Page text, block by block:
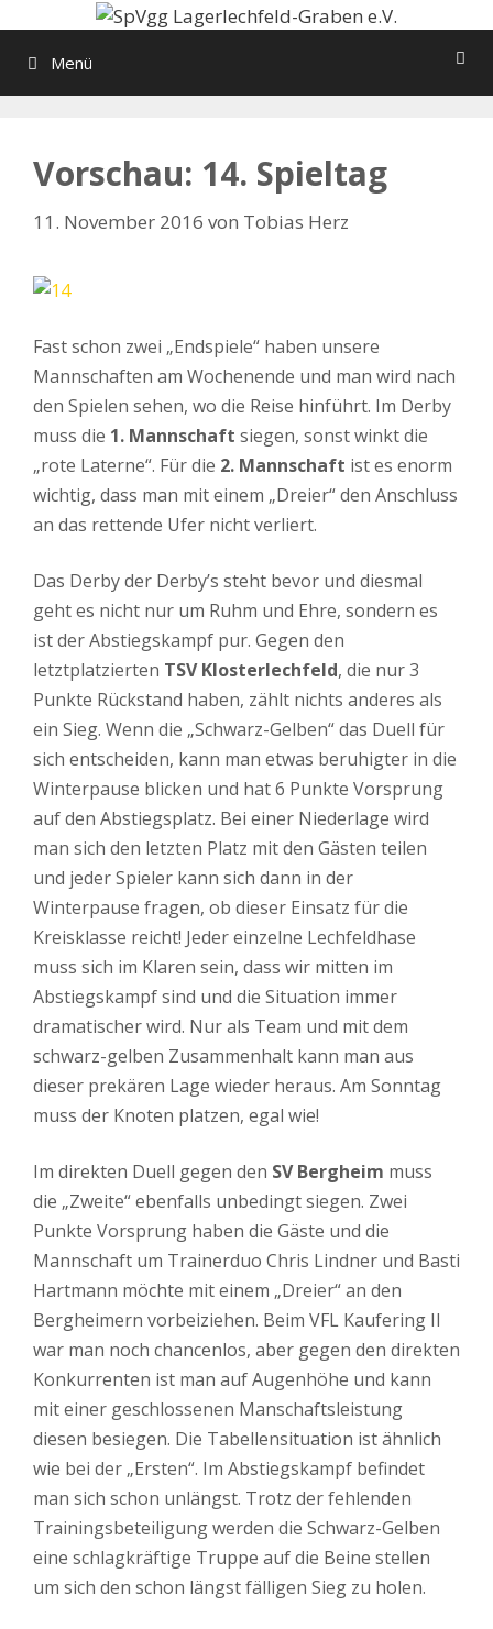
springen
Menü
Vorschau: 14. Spieltag
11. November 2016 von Tobias Herz
Fast schon zwei „Endspiele“ haben unsere
Mannschaften am Wochenende und man wird nach
den Spielen sehen, wo die Reise hinführt. Im Derby
muss die 1. Mannschaft siegen, sonst winkt die
„rote Laterne“. Für die 2. Mannschaft ist es enorm
wichtig, dass man mit einem „Dreier“ den Anschluss
an das rettende Ufer nicht verliert.
Das Derby der Derby’s steht bevor und diesmal
geht es nicht nur um Ruhm und Ehre, sondern es
ist der Abstiegskampf pur. Gegen den
letztplatzierten TSV Klosterlechfeld, die nur 3
Punkte Rückstand haben, zählt nichts anderes als
ein Sieg. Wenn die „Schwarz-Gelben“ das Duell für
sich entscheiden, kann man etwas beruhigter in die
Winterpause blicken und hat 6 Punkte Vorsprung
auf den Abstiegsplatz. Bei einer Niederlage wird
man sich den letzten Platz mit den Gästen teilen
und jeder Spieler kann sich dann in der
Winterpause fragen, ob dieser Einsatz für die
Kreisklasse reicht! Jeder einzelne Lechfeldhase
muss sich im Klaren sein, dass wir mitten im
Abstiegskampf sind und die Situation immer
dramatischer wird. Nur als Team und mit dem
schwarz-gelben Zusammenhalt kann man aus
dieser prekären Lage wieder heraus. Am Sonntag
muss der Knoten platzen, egal wie!
Im direkten Duell gegen den SV Bergheim muss
die „Zweite“ ebenfalls unbedingt siegen. Zwei
Punkte Vorsprung haben die Gäste und die
Mannschaft um Trainerduo Chris Lindner und Basti
Hartmann möchte mit einem „Dreier“ an den
Bergheimern vorbeiziehen. Beim VFL Kaufering II
war man noch chancenlos, aber gegen den direkten
Konkurrenten ist man auf Augenhöhe und kann
mit einer geschlossenen Manschaftsleistung
diesen besiegen. Die Tabellensituation ist ähnlich
wie bei der „Ersten“. Im Abstiegskampf befindet
man sich schon unlängst. Trotz der fehlenden
Trainingsbeteiligung werden die Schwarz-Gelben
eine schlagkräftige Truppe auf die Beine stellen
um sich den schon längst fälligen Sieg zu holen.